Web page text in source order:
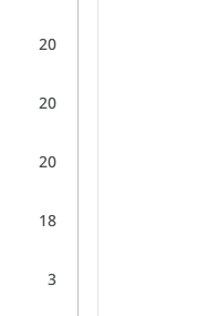
20
20
20
18
3